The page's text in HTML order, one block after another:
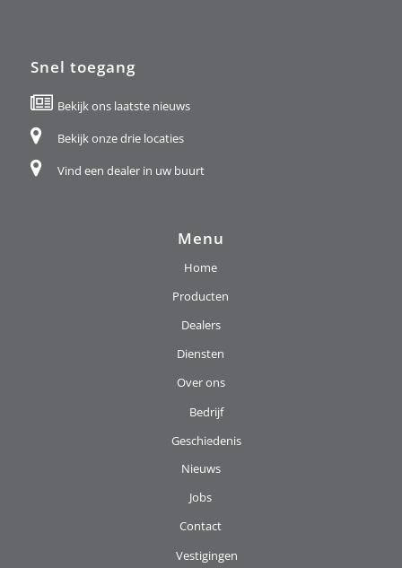
Snel toegang
Bekijk ons laatste nieuws
Bekijk onze drie locaties
Vind een dealer in uw buurt
Menu
Home
Producten
Dealers
Diensten
Over ons
Bedrijf
Geschiedenis
Nieuws
Jobs
Contact
Vestigingen